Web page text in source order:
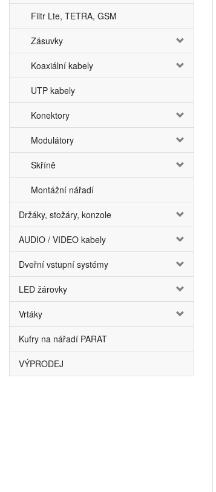
Filtr Lte, TETRA, GSM
Zásuvky
Koaxiální kabely
UTP kabely
Konektory
Modulátory
Skříně
Montážní nářadí
Držáky, stožáry, konzole
AUDIO / VIDEO kabely
Dveřní vstupní systémy
LED žárovky
Vrtáky
Kufry na nářadí PARAT
VÝPRODEJ